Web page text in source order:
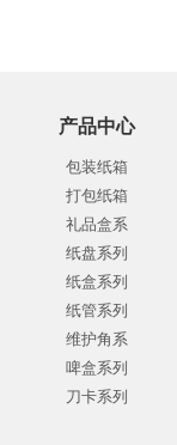
产品中心
包装纸箱
打包纸箱
礼品盒系
纸盘系列
纸盒系列
纸管系列
维护角系
啤盒系列
刀卡系列